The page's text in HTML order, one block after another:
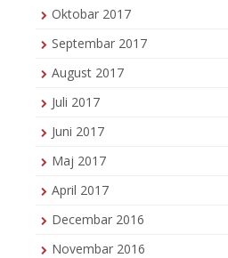
Oktobar 2017
Septembar 2017
August 2017
Juli 2017
Juni 2017
Maj 2017
April 2017
Decembar 2016
Novembar 2016